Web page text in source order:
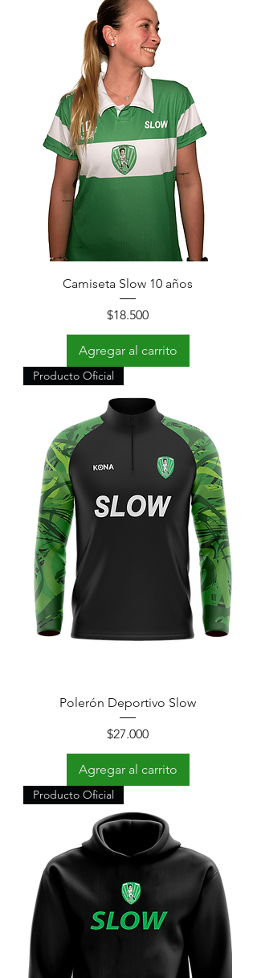
Camiseta Slow 10 años
Precio
$18.500
Agregar al carrito
Producto Oficial
Polerón Deportivo Slow
Precio
$27.000
Agregar al carrito
Producto Oficial